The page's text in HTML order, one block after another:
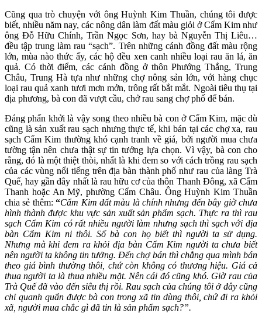
Cũng qua trò chuyện với ông Huỳnh Kim Thuần, chúng tôi được
biết, nhiều năm nay, các nông dân làm đất màu giỏi ở Cẩm Kim như
ông Đỗ Hữu Chính, Trần Ngọc Sơn, hay bà Nguyễn Thị Liêu…
đều tập trung làm rau “sạch”. Trên những cánh đồng đất màu rộng
lớn, mùa nào thức ấy, các hộ đều xen canh nhiều loại rau ăn lá, ăn
quả. Có thời điểm, các cánh đồng ở thôn Phướng Thắng, Trung
Châu, Trung Hà tựa như những chợ nông sản lớn, với hàng chục
loại rau quả xanh tươi mơn mởn, trông rất bắt mắt. Ngoài tiêu thụ tại
địa phương, bà con đã vượt cầu, chở rau sang chợ phố để bán.
Đáng phấn khởi là vậy song theo nhiều bà con ở Cẩm Kim, mặc dù
cũng là sản xuất rau sạch nhưng thực tế, khi bán tại các chợ xa, rau
sạch Cẩm Kim thường khó cạnh tranh về giá, bởi người mua chưa
tường tận nên chưa thật sự tin tưởng lựa chọn. Vì vậy, bà con cho
rằng, đó là một thiệt thòi, nhất là khi đem so với cách trồng rau sạch
của các vùng nổi tiếng trên địa bàn thành phố như rau của làng Trà
Quế, hay gần đây nhất là rau hữu cơ của thôn Thanh Đông, xã Cẩm
Thanh hoặc An Mỹ, phường Cẩm Châu. Ông Huỳnh Kim Thuần
chia sẻ thêm:“Cẩm Kim đất màu là chính nhưng đến bây giờ chưa
hình thành được khu vực sản xuất sản phẩm sạch. Thực ra thì rau
sạch Cẩm Kim có rất nhiều người làm nhưng sạch thì sạch với địa
bàn Cẩm Kim ni thôi. Số bà con họ biết thì người ta sử dụng.
Nhưng mà khi đem ra khỏi địa bàn Cẩm Kim người ta chưa biết
nên người ta không tin tưởng. Đến chợ bán thì chẳng qua mình bán
theo giá bình thường thôi, chứ còn không có thương hiệu. Giá cả
thua người ta là thua nhiều mặt. Nên cái đó cũng khó. Giờ rau của
Trà Quế đã vào đến siêu thị rồi. Rau sạch của chúng tôi ở đây cũng
chỉ quanh quẩn được bà con trong xã tin dùng thôi, chứ đi ra khỏi
xã, người mua chắc gì đã tin là sản phẩm sạch?”.